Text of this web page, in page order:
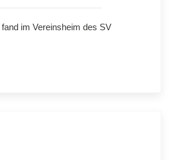
im Vereinsheim des SV